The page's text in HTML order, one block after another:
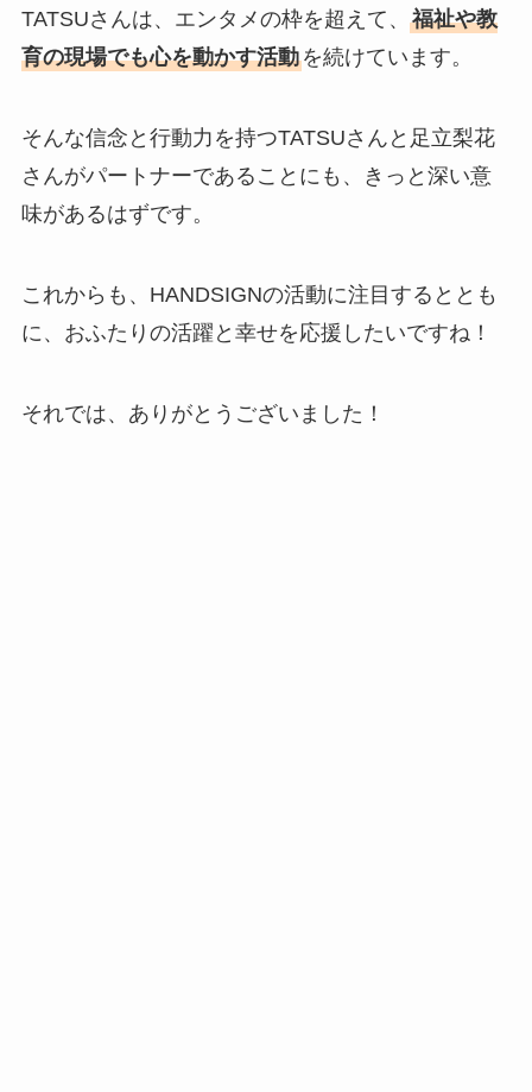
TATSUさんは、エンタメの枠を超えて、 福祉や教
育の現場でも心を動かす活動を続けています。
そんな信念と行動力を持つTATSUさんと足立梨花
さんがパートナーであることにも、きっと深い意
味があるはずです。
これからも、HANDSIGNの活動に注目するととも
に、おふたりの活躍と幸せを応援したいですね！
それでは、ありがとうございました！